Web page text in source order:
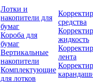
Лотки и
накопители для
бумаг
Короба для
бумаг
Вертикальные
накопители
Комплектующие
для лотков
средства
жидкость
лента